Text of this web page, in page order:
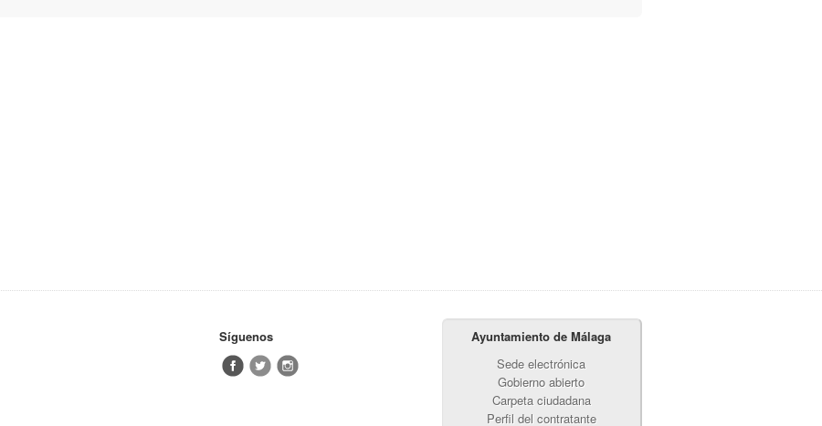
Síguenos
Ayuntamiento de Málaga
Sede electrónica
Gobierno abierto
Carpeta ciudadana
Perfil del contratante